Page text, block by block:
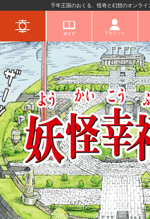
千年王国のおくる、怪奇と幻想のオンライ
ガイド アカウント